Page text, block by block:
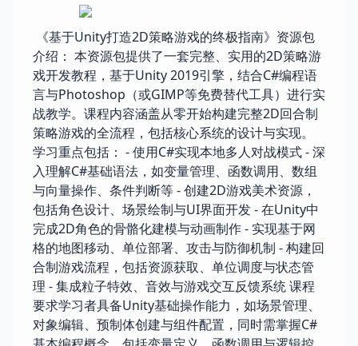
《基于Unity打造2D策略游戏的终极指南》资源包
介绍： 本资源包提供了一套完整、实用的2D策略游
戏开发教程，基于Unity 2019引擎，结合C#编程语
言与Photoshop（或GIMP等免费替代工具）进行实
战教学。课程内容涵盖从零开始构建完整2D回合制
策略游戏的全流程，包括核心系统的设计与实现。
学习重点包括： - 使用C#实现本地多人对战模式 - 深
入理解C#基础语法，如变量管理、函数调用、数组
与向量操作、条件判断等 - 创建2D游戏美术资源，
包括角色设计、场景绘制与UI界面开发 - 在Unity中
完成2D角色的骨骼化建模与动画制作 - 实现基于网
格的地图移动、单位部署、攻击与防御机制 - 构建回
合制游戏流程，包括资源获取、单位调度与状态管
理 - 集成粒子特效、音效与游戏交互反馈系统 课程
要求学习者具备Unity基础操作能力，如场景管理、
对象编辑、预制体创建与组件配置，同时需掌握C#